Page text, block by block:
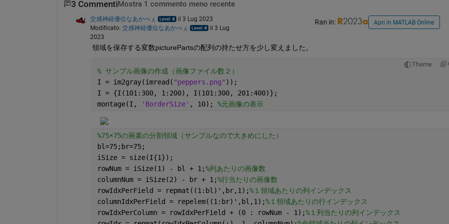
3 Commenti Mostra 1 commento meno recente
交感神経優位なあかべぇ
il 3 Lug 2023
Modificato: 交感神経優位なあかべぇ
il 3 Lug
2023
Ran in: Apri in MATLAB Online
領域を保存する変数picturePartsの配列の持たせ方を少し変えました。
Theme
% サンプル画像の作成（画像ファイル数２）
I = im2gray(imread( "peppers.png" ));
I = {I(101:300, 1:200), I(101:300, 201:400)};
montage(I,
'BorderSize' , 10); %元画像の表示
%75×75の画素の分割領域（サンプルなので大きめにした）
bl=75;br=75;
iSize = size(I{1});
rowNum = iSize(1) - bl + 1;%列あたりの画像数
columnNum = iSize(2) - br + 1;%行当たりの画像数
rowIdxPerField = repmat((1:bl)',br,1);%１領域あたりの列インデックス
columnIdxPerField = repelem((1:br)',bl,1);%１領域あたりの行インデックス
rowIdxPerColumn = rowIdxPerField + (0 : rowNum - 1);%１列当たりの列インデックス